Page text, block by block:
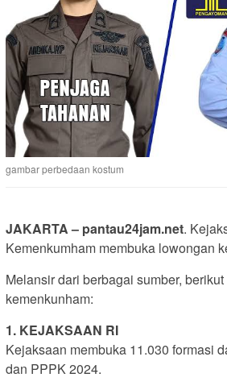
gambar perbedaan kostum
JAKARTA – pantau24jam.net.
Kemenkumham membuka lowongan
Melansir dari berbagai sumber,
kemenkunham:
1. KEJAKSAAN RI
Kejaksaan membuka 11.030 formasi
dan PPPK 2024.